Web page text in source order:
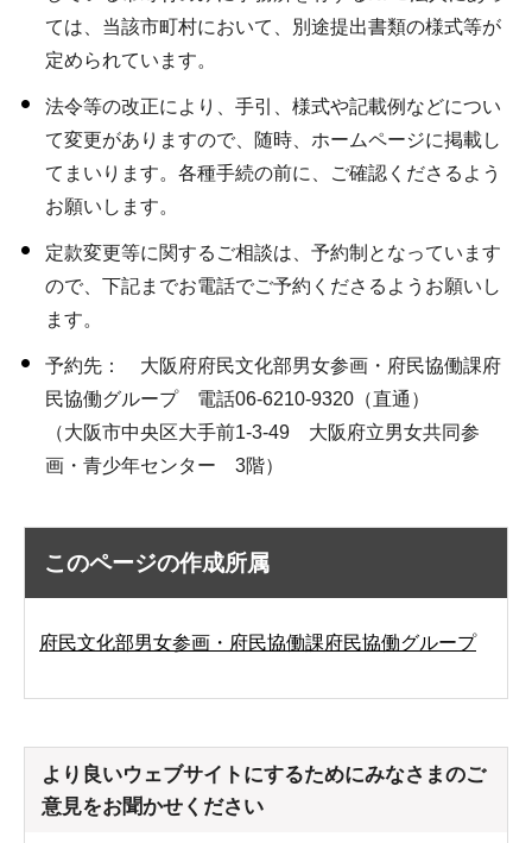
ては、当該市町村において、別途提出書類の様式等が
定められています。
法令等の改正により、手引、様式や記載例などについ
て変更がありますので、随時、ホームページに掲載し
てまいります。各種手続の前に、ご確認くださるよう
お願いします。
定款変更等に関するご相談は、予約制となっています
ので、下記までお電話でご予約くださるようお願いし
ます。
予約先： 大阪府府民文化部男女参画・府民協働課府
民協働グループ 電話06-6210-9320（直通）
（大阪市中央区大手前1-3-49 大阪府立男女共同参
画・青少年センター 3階）
このページの作成所属
府民文化部男女参画・府民協働課府民協働グループ
より良いウェブサイトにするためにみなさまのご
意見をお聞かせください